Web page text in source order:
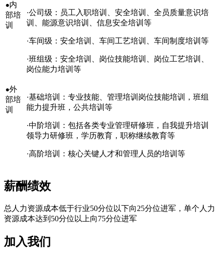
●内
部培
训
·公司级：员工入职培训、安全培训、全员质量意识培
训、能源意识培训、信息安全培训等
·车间级：安全培训、车间工艺培训、车间制度培训等
·班组级：安全培训、岗位技能培训、岗位工艺培训、
岗位能力培训等
●外
部培
训
·基础培训：专业技能、管理培训岗位技能培训，班组
能力提升班，公共培训等
·中阶培训：包括各类专业管理研修班，自我提升培训
领导力研修班，学历教育，职称继续教育等
·高阶培训：核心关键人才和管理人员的培训等
薪酬绩效
总人力资源成本低于行业50分位以下向25分位进军，单个人力
资源成本达到50分位以上向75分位进军
加入我们